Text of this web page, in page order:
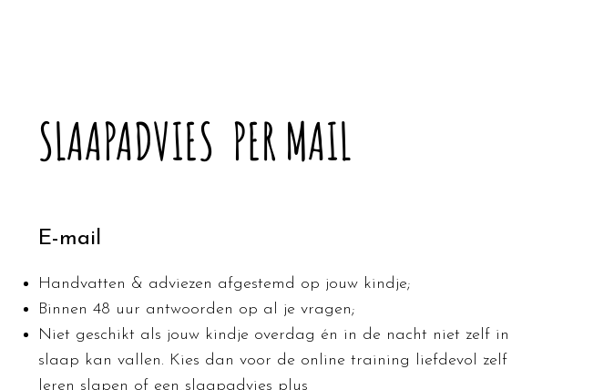
SLAAPADVIES PER MAIL
E-mail
Handvatten & adviezen afgestemd op jouw kindje;​
Binnen 48 uur antwoorden op al je vragen;
Niet geschikt als jouw kindje overdag én in de nacht niet zelf in
slaap kan vallen. Kies dan voor de online training liefdevol zelf
leren slapen of een slaapadvies plus